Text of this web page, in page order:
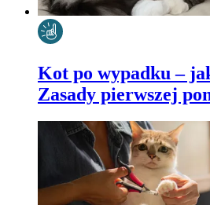
Kot po wypadku –
Zasady pierwszej